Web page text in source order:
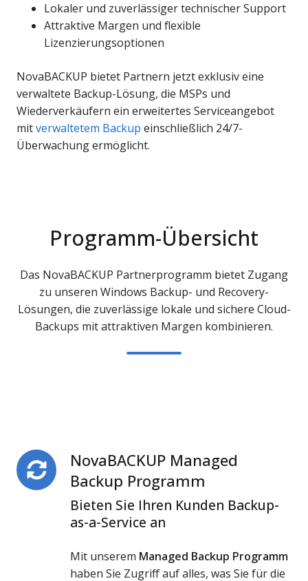
Lokaler und zuverlässiger technischer Support
Attraktive Margen und flexible
Lizenzierungsoptionen
NovaBACKUP bietet Partnern jetzt exklusiv eine
verwaltete Backup-Lösung, die MSPs und
Wiederverkäufern ein erweitertes Serviceangebot
mitverwaltetem Backup einschließlich 24/7-
Überwachung ermöglicht.
Programm-Übersicht
Das NovaBACKUP Partnerprogramm bietet Zugang
zu unseren Windows Backup- und Recovery-
Lösungen, die zuverlässige lokale und sichere Cloud-
Backups mit attraktiven Margen kombinieren.
NovaBACKUP Managed
Backup Programm
Bieten Sie Ihren Kunden Backup-
as-a-Service an
Mit unserem Managed Backup Programm
haben Sie Zugriff auf alles, was Sie für die
NovaBACKUP
Managed
Backup
Programm